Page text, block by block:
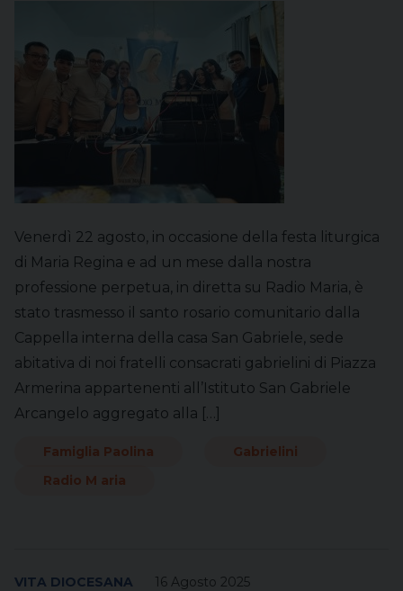
Venerdì 22 agosto, in occasione della festa liturgica
di Maria Regina e ad un mese dalla nostra
professione perpetua, in diretta su Radio Maria, è
stato trasmesso il santo rosario comunitario dalla
Cappella interna della casa San Gabriele, sede
abitativa di noi fratelli consacrati gabrielini di Piazza
Armerina appartenenti all’Istituto San Gabriele
Arcangelo aggregato alla […]
Famiglia Paolina
Gabrielini
Radio M aria
16 Agosto 2025
VITA DIOCESANA